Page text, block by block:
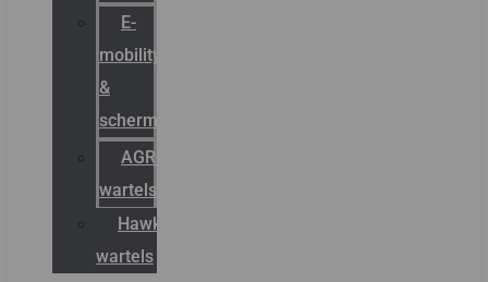
E-
mobility
&
schermstromen
AGRO
wartels
Hawke
wartels